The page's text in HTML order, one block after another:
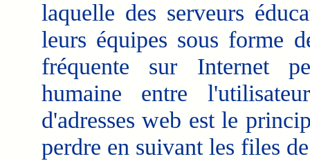
laquelle des serveurs
leurs équipes sous forme
fréquente sur Internet
humaine entre
d'adresses web est le
perdre en suivant les files